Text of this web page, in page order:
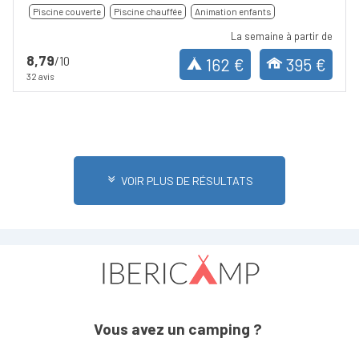
Piscine couverte Piscine chauffée Animation enfants
8,79/10
32 avis
La semaine à partir de
162 € 395 €
VOIR PLUS DE RÉSULTATS
Vous avez un camping ?